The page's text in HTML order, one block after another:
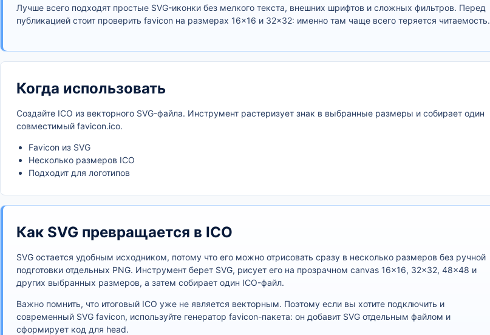
Лучше всего подходят простые SVG-иконки без мелкого текста, внешних шрифтов и сложных фильтров. Перед
публикацией стоит проверить favicon на размерах 16×16 и 32×32: именно там чаще всего теряется читаемость.
Когда использовать
Создайте ICO из векторного SVG-файла. Инструмент растеризует знак в выбранные размеры и собирает один
совместимый favicon.ico.
Favicon из SVG
Несколько размеров ICO
Подходит для логотипов
Как SVG превращается в ICO
SVG остается удобным исходником, потому что его можно отрисовать сразу в несколько размеров без ручной
подготовки отдельных PNG. Инструмент берет SVG, рисует его на прозрачном canvas 16×16, 32×32, 48×48 и
других выбранных размеров, а затем собирает один ICO-файл.
Важно помнить, что итоговый ICO уже не является векторным. Поэтому если вы хотите подключить и
современный SVG favicon, используйте генератор favicon-пакета: он добавит SVG отдельным файлом и
сформирует код для head.